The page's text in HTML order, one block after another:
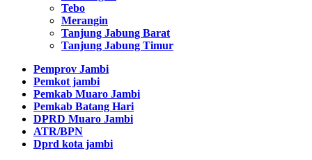
Tebo
Merangin
Tanjung Jabung Barat
Tanjung Jabung Timur
Pemprov Jambi
Pemkot jambi
Pemkab Muaro Jambi
Pemkab Batang Hari
DPRD Muaro Jambi
ATR/BPN
Dprd kota jambi